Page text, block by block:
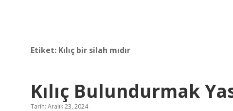
Etiket: Kılıç bir silah mıdır
Kılıç Bulundurmak
Tarih: Aralık 23, 2024